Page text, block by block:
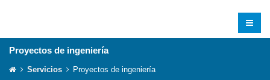
Proyectos de ingeniería
Servicios Proyectos de ingeniería